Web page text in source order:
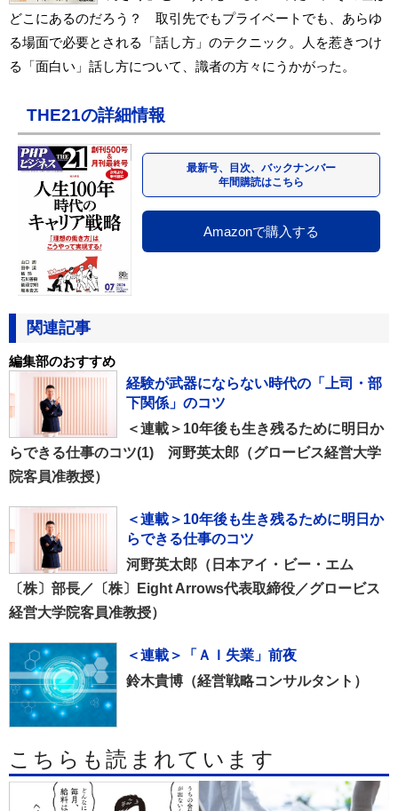
どこにあるのだろう？ 取引先でもプライベートでも、あらゆ
る場面で必要とされる「話し方」のテクニック。人を惹きつけ
る「面白い」話し方について、識者の方々にうかがった。
THE21の詳細情報
最新号、目次、バックナンバー
年間購読はこちら
Amazonで購入する
関連記事
編集部のおすすめ
経験が武器にならない時代の「上司・部
下関係」のコツ
＜連載＞10年後も生き残るために明日か
らできる仕事のコツ(1) 河野英太郎（グロービス経営大学
院客員准教授）
＜連載＞10年後も生き残るために明日か
らできる仕事のコツ
河野英太郎（日本アイ・ビー・エム
〔株〕部長／〔株〕Eight Arrows代表取締役／グロービス
経営大学院客員准教授）
＜連載＞「ＡＩ失業」前夜
鈴木貴博（経営戦略コンサルタント）
こちらも読まれています